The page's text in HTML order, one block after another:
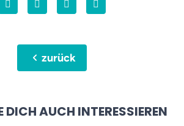
chevron_leftzurück
AUCH INTERESSIEREN